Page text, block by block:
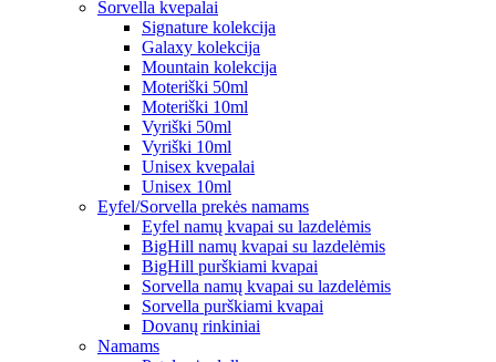
Sorvella kvepalai
Signature kolekcija
Galaxy kolekcija
Mountain kolekcija
Moteriški 50ml
Moteriški 10ml
Vyriški 50ml
Vyriški 10ml
Unisex kvepalai
Unisex 10ml
Eyfel/Sorvella prekės namams
Eyfel namų kvapai su lazdelėmis
BigHill namų kvapai su lazdelėmis
BigHill purškiami kvapai
Sorvella namų kvapai su lazdelėmis
Sorvella purškiami kvapai
Dovanų rinkiniai
Namams